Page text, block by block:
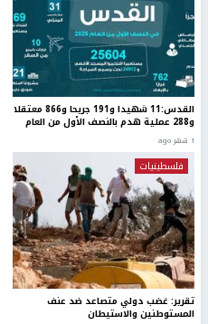
القدس:11 شهيدا و191 جريحا و866 معتقلا
و288 عملية هدم بالنصف الأول من العام
1 شهر ago
فلسطينيات
تقرير: غضب دولي متصاعد ضد عنف
المستوطنين والاستيطان